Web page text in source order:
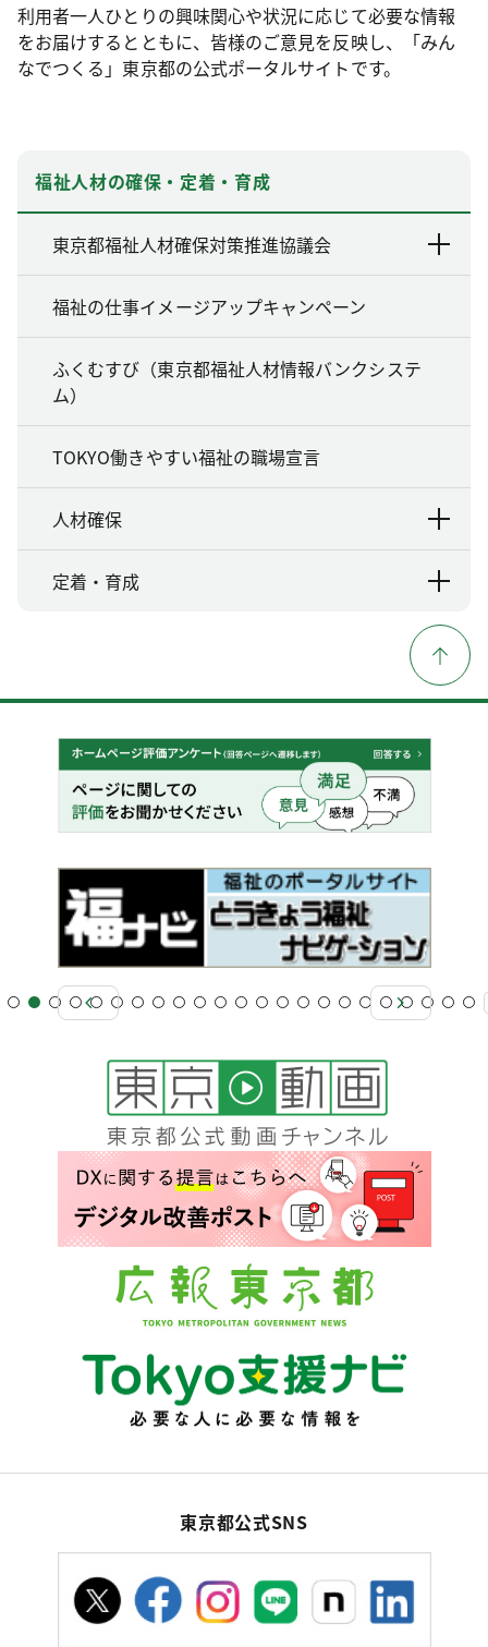
利用者一人ひとりの興味関心や状況に応じて必要な情報
をお届けするとともに、皆様のご意見を反映し、「みん
なでつくる」東京都の公式ポータルサイトです。
福祉人材の確保・定着・育成
東京都福祉人材確保対策推進協議会
福祉の仕事イメージアップキャンペーン
ふくむすび（東京都福祉人材情報バンクシステ
ム）
TOKYO働きやすい福祉の職場宣言
人材確保
定着・育成
東京都公式SNS